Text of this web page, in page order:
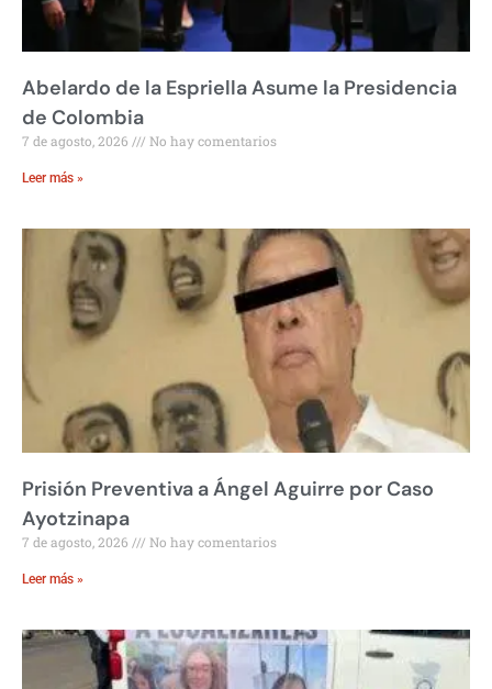
Abelardo de la Espriella Asume la Presidencia
de Colombia
7 de agosto, 2026 No hay comentarios
Leer más »
Prisión Preventiva a Ángel Aguirre por Caso
Ayotzinapa
7 de agosto, 2026 No hay comentarios
Leer más »